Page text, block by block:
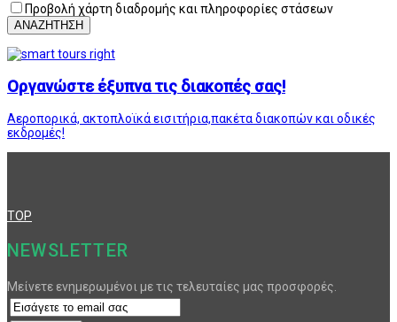
Προβολή χάρτη διαδρομής και πληροφορίες στάσεων
ΑΝΑΖΗΤΗΣΗ
Οργανώστε έξυπνα τις διακοπές σας!
Αεροπορικά, ακτοπλοϊκά εισιτήρια,πακέτα διακοπών και οδικές
εκδρομές!
TOP
NEWSLETTER
Μείνετε ενημερωμένοι με τις τελευταίες μας προσφορές.